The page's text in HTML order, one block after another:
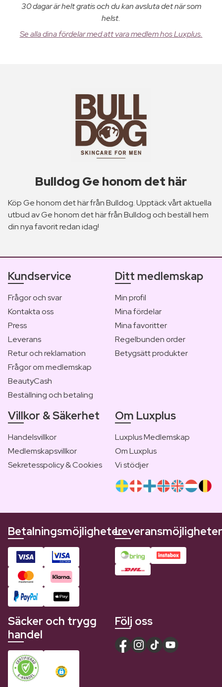
30 dagar är helt gratis och du kan avsluta det när som
helst.
Se alla dina fördelar med att vara medlem hos Luxplus.
Bulldog Ge honom det här
Köp Ge honom det här från Bulldog. Upptäck vårt aktuella
utbud av Ge honom det här från Bulldog och beställ hem
din nya favorit redan idag!
Kundservice
Frågor och svar
Kontakta oss
Press
Leverans
Retur och reklamation
Frågor om medlemskap
BeautyCash
Beställning och betaling
Ditt medlemskap
Min profil
Mina fördelar
Mina favoritter
Regelbunden order
Betygsätt produkter
Villkor & Säkerhet
Handelsvillkor
Medlemskapsvillkor
Sekretesspolicy & Cookies
Om Luxplus
Luxplus Medlemskap
Om Luxplus
Vi stödjer
BetalningsmöjligheterLeveransmöjligheter
Säcker och trygg
handel
Följ oss